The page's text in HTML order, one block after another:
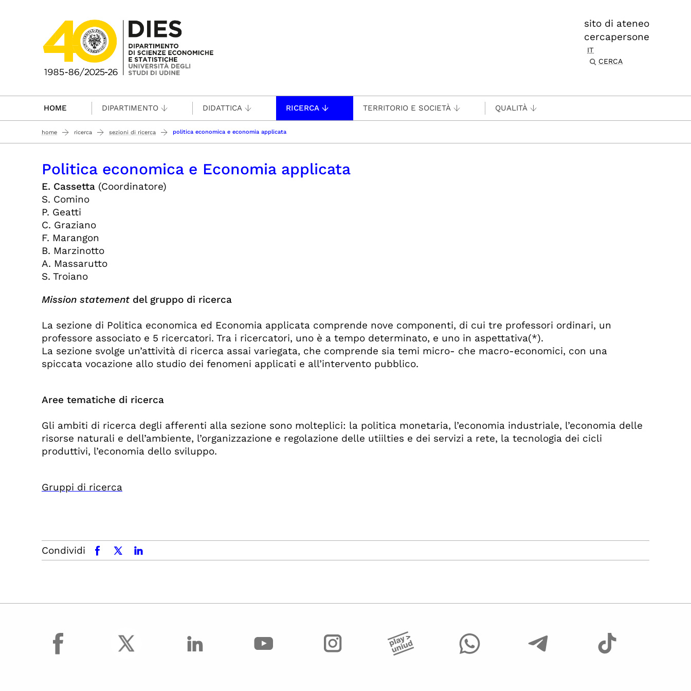
sito di ateneo
cercapersone
IT
CERCA
HOME DIPARTIMENTO DIDATTICA RICERCA TERRITORIO E SOCIETÀ QUALITÀ
home ricerca sezioni di ricerca politica economica e economia applicata
Politica economica e Economia applicata
E. Cassetta (Coordinatore)
S. Comino
P. Geatti
C. Graziano
F. Marangon
B. Marzinotto
A. Massarutto
S. Troiano
Mission statement del gruppo di ricerca
La sezione di Politica economica ed Economia applicata comprende nove componenti, di cui tre professori ordinari, un
professore associato e 5 ricercatori. Tra i ricercatori, uno è a tempo determinato, e uno in aspettativa(*).
La sezione svolge un’attività di ricerca assai variegata, che comprende sia temi micro- che macro-economici, con una
spiccata vocazione allo studio dei fenomeni applicati e all’intervento pubblico.
Aree tematiche di ricerca
Gli ambiti di ricerca degli afferenti alla sezione sono molteplici: la politica monetaria, l’economia industriale, l’economia delle
risorse naturali e dell’ambiente, l’organizzazione e regolazione delle utiilties e dei servizi a rete, la tecnologia dei cicli
produttivi, l’economia dello sviluppo.
Gruppi di ricerca
Condividi facebookx.comlinkedin
facebook